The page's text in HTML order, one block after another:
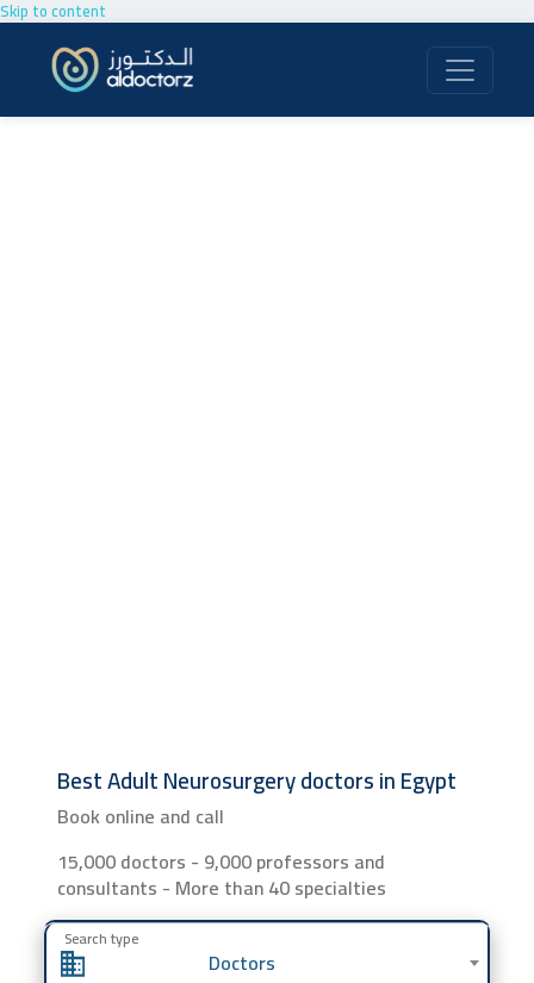
Skip to content
Best Adult Neurosurgery doctors in Egypt
Book online and call
15,000 doctors - 9,000 professors and
consultants - More than 40 specialties
Search type
Doctors